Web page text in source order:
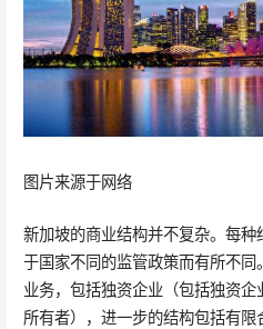
图片来源于网络
新加坡的商业结构并不复杂。每
于国家不同的监管政策而有所不
业务，包括独资企业（包括独资
所有者），进一步的结构包括有